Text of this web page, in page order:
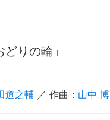
りの輪」
道之輔 ／ 作曲： 山中 博